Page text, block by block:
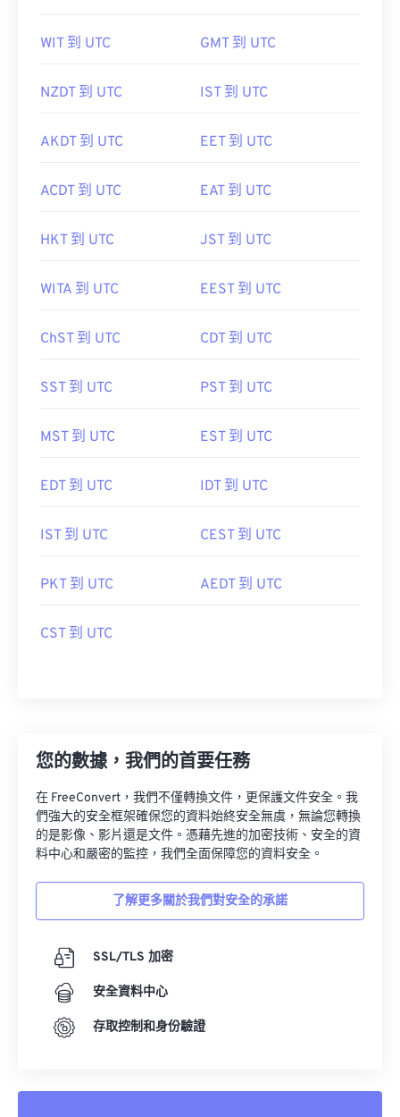
WIT 到 UTC GMT 到 UTC
NZDT 到 UTC IST 到 UTC
AKDT 到 UTC EET 到 UTC
ACDT 到 UTC EAT 到 UTC
HKT 到 UTC JST 到 UTC
WITA 到 UTC EEST 到 UTC
ChST 到 UTC CDT 到 UTC
SST 到 UTC PST 到 UTC
MST 到 UTC EST 到 UTC
EDT 到 UTC IDT 到 UTC
IST 到 UTC CEST 到 UTC
PKT 到 UTC AEDT 到 UTC
CST 到 UTC
您的數據，我們的首要任務
在 FreeConvert，我們不僅轉換文件，更保護文件安全。我
們強大的安全框架確保您的資料始終安全無虞，無論您轉換
的是影像、影片還是文件。憑藉先進的加密技術、安全的資
料中心和嚴密的監控，我們全面保障您的資料安全。
了解更多關於我們對安全的承諾
SSL/TLS 加密
安全資料中心
存取控制和身份驗證